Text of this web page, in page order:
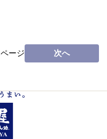
新卒・中途社員募集
ページ 次へ